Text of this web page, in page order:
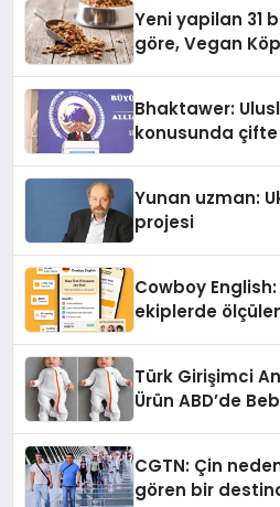
Yeni yapilan 31
göre, Vegan
Bhaktawer:
konusunda
Yunan uzman:
projesi
Cowboy
ekiplerde
Türk Girişimci
Ürün ABD’de
CGTN: Çin
gören bir